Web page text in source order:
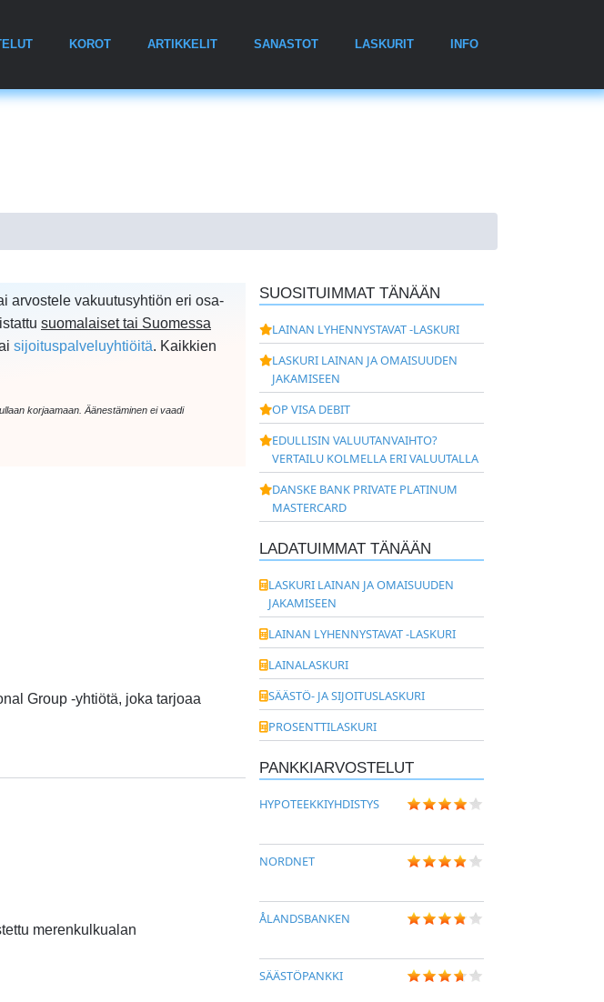
KOROT ARTIKKELIT SANASTOT LASKURIT INFO
arvostele vakuutusyhtiön eri osa-
suomalaiset tai Suomessa
sijoituspalveluyhtiöitä. Kaikkien
korjaamaan. Äänestäminen ei vaadi
Group -yhtiötä, joka tarjoaa
merenkulkualan
SUOSITUIMMAT TÄNÄÄN
LAINAN LYHENNYSTAVAT -LASKURI
LASKURI LAINAN JA OMAISUUDEN
JAKAMISEEN
OP VISA DEBIT
EDULLISIN VALUUTANVAIHTO?
VERTAILU KOLMELLA ERI VALUUTALLA
DANSKE BANK PRIVATE PLATINUM
MASTERCARD
LADATUIMMAT TÄNÄÄN
LASKURI LAINAN JA OMAISUUDEN
JAKAMISEEN
LAINAN LYHENNYSTAVAT -LASKURI
LAINALASKURI
SÄÄSTÖ- JA SIJOITUSLASKURI
PROSENTTILASKURI
PANKKIARVOSTELUT
HYPOTEEKKIYHDISTYS
NORDNET
ÅLANDSBANKEN
SÄÄSTÖPANKKI